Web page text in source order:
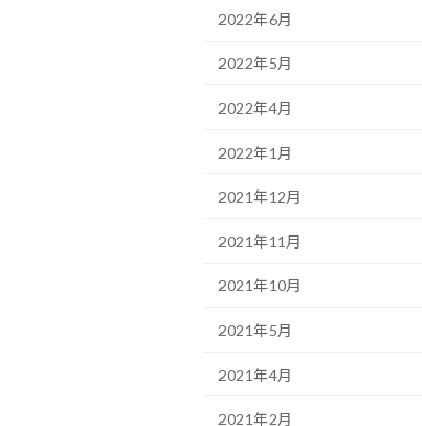
2022年6月
2022年5月
2022年4月
2022年1月
2021年12月
2021年11月
2021年10月
2021年5月
2021年4月
2021年2月